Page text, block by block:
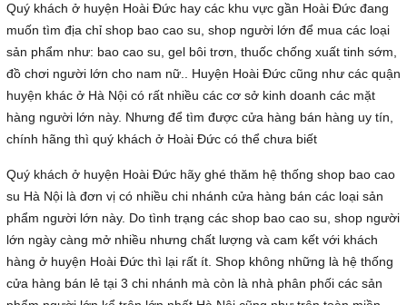
Quý khách ở huyện Hoài Đức hay các khu vực gần Hoài Đức đang
muốn tìm địa chỉ shop bao cao su, shop người lớn để mua các loại
sản phẩm như: bao cao su, gel bôi trơn, thuốc chống xuất tinh sớm,
đồ chơi người lớn cho nam nữ.. Huyện Hoài Đức cũng như các quận
huyện khác ở Hà Nội có rất nhiều các cơ sở kinh doanh các mặt
hàng người lớn này. Nhưng để tìm được cửa hàng bán hàng uy tín,
chính hãng thì quý khách ở Hoài Đức có thể chưa biết
Quý khách ở huyện Hoài Đức hãy ghé thăm hệ thống shop bao cao
su Hà Nội là đơn vị có nhiều chi nhánh cửa hàng bán các loại sản
phẩm người lớn này. Do tình trạng các shop bao cao su, shop người
lớn ngày càng mở nhiều nhưng chất lượng và cam kết với khách
hàng ở huyện Hoài Đức thì lại rất ít. Shop không những là hệ thống
cửa hàng bán lẻ tại 3 chi nhánh mà còn là nhà phân phối các sản